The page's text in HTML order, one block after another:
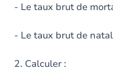
- Le taux brut de
- Le taux brut de
2. Calculer :